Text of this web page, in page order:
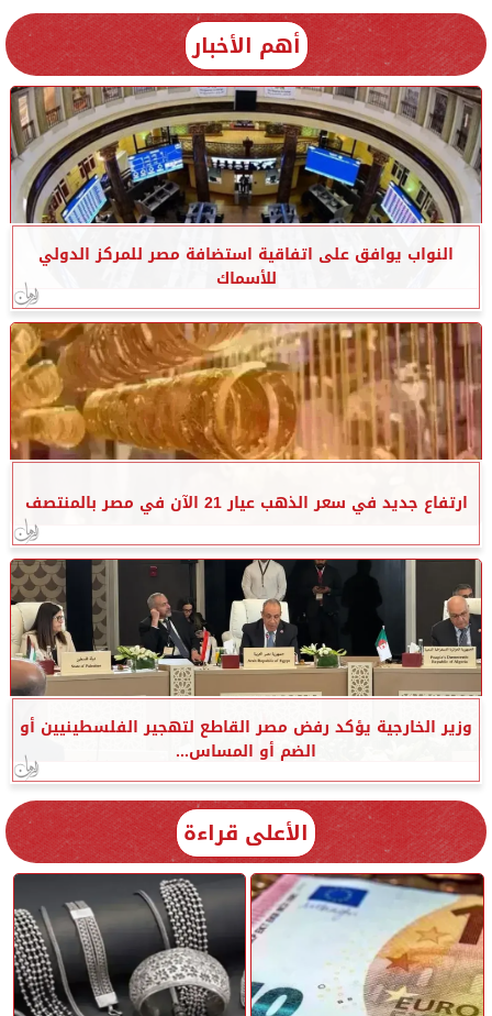
أهم الأخبار
النواب يوافق على اتفاقية استضافة مصر للمركز الدولي
للأسماك
ارتفاع جديد في سعر الذهب عيار 21 الآن في مصر بالمنتصف
وزير الخارجية يؤكد رفض مصر القاطع لتهجير الفلسطينيين أو
الضم أو المساس...
الأعلى قراءة